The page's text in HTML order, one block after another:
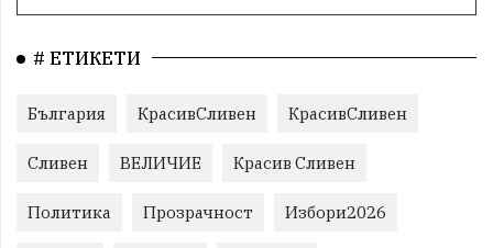
# ЕТИКЕТИ
България КрасивСливен КрасивСливен
Сливен ВЕЛИЧИЕ Красив Сливен
Политика Прозрачност Избори2026